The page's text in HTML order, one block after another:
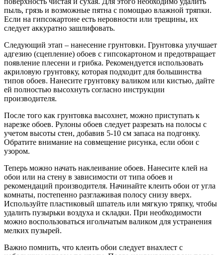
пыль, грязь и возможные пятна с помощью влажной тряпки.
Если на гипсокартоне есть неровности или трещины, их
следует аккуратно зашлифовать.
Следующий этап – нанесение грунтовки. Грунтовка улучшает
адгезию (сцепление) обоев с гипсокартоном и предотвращает
появление плесени и грибка. Рекомендуется использовать
акриловую грунтовку, которая подходит для большинства
типов обоев. Нанесите грунтовку валиком или кистью, дайте
ей полностью высохнуть согласно инструкции
производителя.
После того как грунтовка высохнет, можно приступать к
нарезке обоев. Рулоны обоев следует разрезать на полосы с
учетом высоты стен, добавив 5-10 см запаса на подгонку.
Обратите внимание на совмещение рисунка, если обои с
узором.
Теперь можно начать наклеивание обоев. Нанесите клей на
обои или на стену в зависимости от типа обоев и
рекомендаций производителя. Начинайте клеить обои от угла
комнаты, постепенно разглаживая полосу снизу вверх.
Используйте пластиковый шпатель или мягкую тряпку, чтобы
удалить пузырьки воздуха и складки. При необходимости
можно воспользоваться игольчатым валиком для устранения
мелких пузырей.
Важно помнить, что клеить обои следует внахлест с